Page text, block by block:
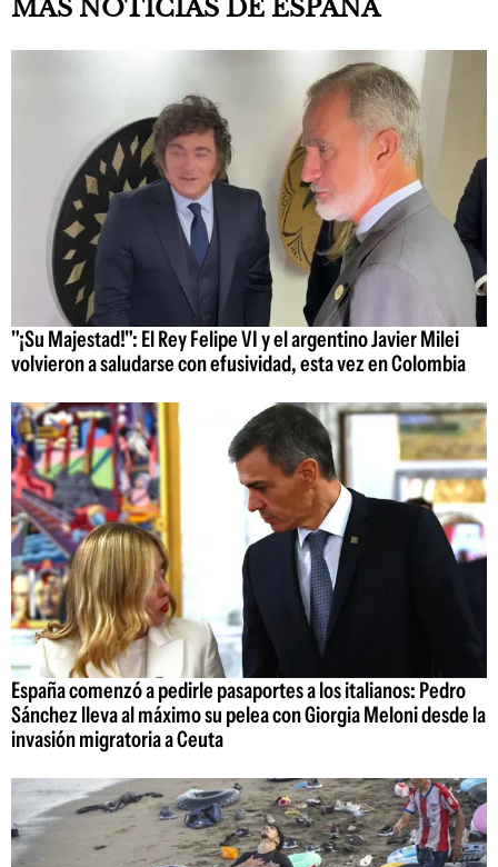
MÁS NOTICIAS DE ESPAÑA
"¡Su Majestad!": El Rey Felipe VI y el argentino Javier Milei
volvieron a saludarse con efusividad, esta vez en Colombia
España comenzó a pedirle pasaportes a los italianos: Pedro
Sánchez lleva al máximo su pelea con Giorgia Meloni desde la
invasión migratoria a Ceuta